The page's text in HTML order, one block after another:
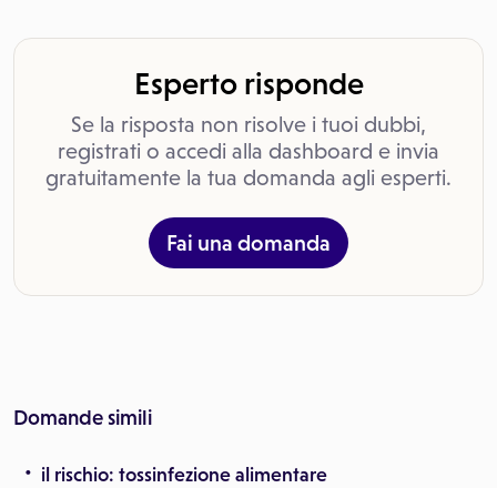
Esperto risponde
Se la risposta non risolve i tuoi dubbi,
registrati o accedi alla dashboard e invia
gratuitamente la tua domanda agli esperti.
Fai una domanda
Domande simili
il rischio: tossinfezione alimentare